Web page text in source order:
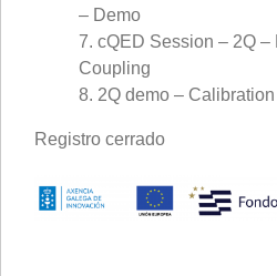
– Demo
7. cQED Session – 2Q
Coupling
8. 2Q demo –
Registro cerrado